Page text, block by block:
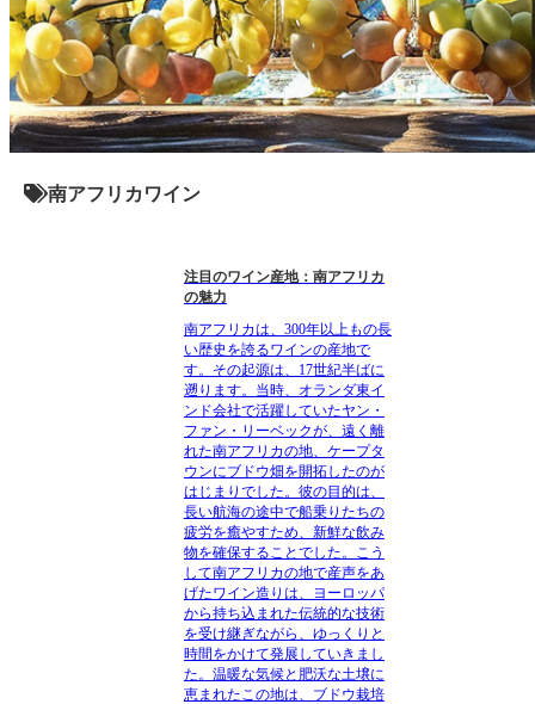
南アフリカワイン
注目のワイン産地：南アフリカ
の魅力
南アフリカは、300年以上もの長
い歴史を誇るワインの産地で
す。その起源は、17世紀半ばに
遡ります。当時、オランダ東イ
ンド会社で活躍していたヤン・
ファン・リーベックが、遠く離
れた南アフリカの地、ケープタ
ウンにブドウ畑を開拓したのが
はじまりでした。彼の目的は、
長い航海の途中で船乗りたちの
疲労を癒やすため、新鮮な飲み
物を確保することでした。こう
して南アフリカの地で産声をあ
げたワイン造りは、ヨーロッパ
から持ち込まれた伝統的な技術
を受け継ぎながら、ゆっくりと
時間をかけて発展していきまし
た。温暖な気候と肥沃な土壌に
恵まれたこの地は、ブドウ栽培